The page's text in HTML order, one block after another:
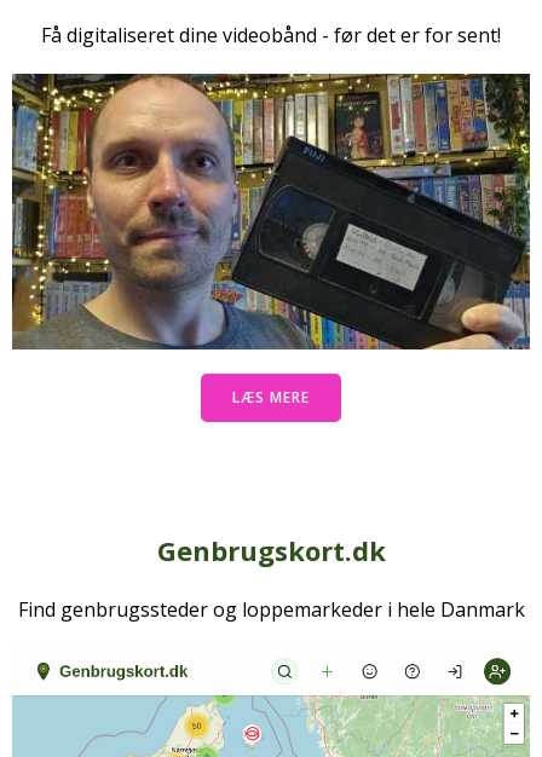
Få digitaliseret dine videobånd - før det er for sent!
LÆS MERE
Genbrugskort.dk
Find genbrugssteder og loppemarkeder i hele Danmark